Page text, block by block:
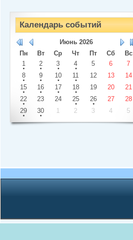
Календарь событий
Июнь 2026
Пн
Вт Ср Чт Пт Сб
Вс
1
2 3 4 5 6
7
8
9 10 11 12 13
14
15
16 17 18 19 20
21
22
23 24 25 26 27
28
29
30 1 2 3 4 5